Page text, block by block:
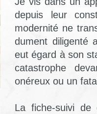
depuis leur
modernité ne
dument diligenté
eut égard à son
catastrophe
onéreux ou un
La fiche-suivi de